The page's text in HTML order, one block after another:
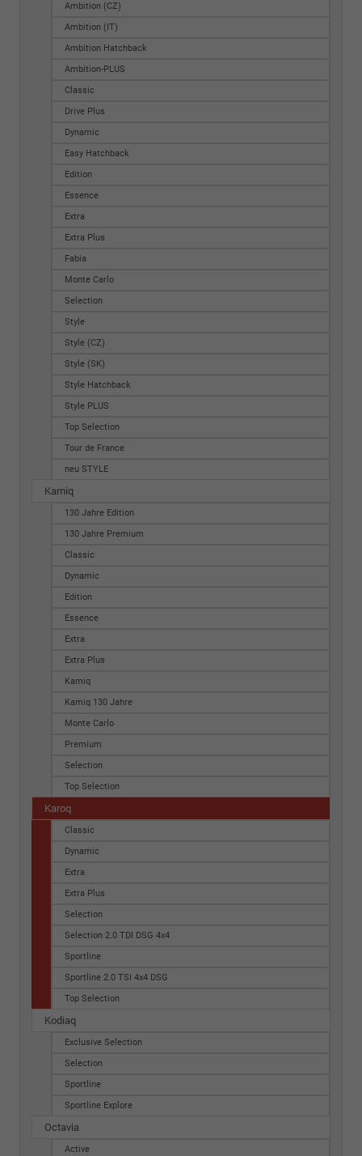
Ambition (CZ)
Ambition (IT)
Ambition Hatchback
Ambition-PLUS
Classic
Drive Plus
Dynamic
Easy Hatchback
Edition
Essence
Extra
Extra Plus
Fabia
Monte Carlo
Selection
Style
Style (CZ)
Style (SK)
Style Hatchback
Style PLUS
Top Selection
Tour de France
neu STYLE
Kamiq
130 Jahre Edition
130 Jahre Premium
Classic
Dynamic
Edition
Essence
Extra
Extra Plus
Kamiq
Kamiq 130 Jahre
Monte Carlo
Premium
Selection
Top Selection
Karoq
Classic
Dynamic
Extra
Extra Plus
Selection
Selection 2.0 TDI DSG 4x4
Sportline
Sportline 2.0 TSI 4x4 DSG
Top Selection
Kodiaq
Exclusive Selection
Selection
Sportline
Sportline Explore
Octavia
Active